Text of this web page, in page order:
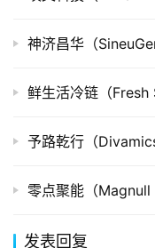
学神济昌华（
鲜生活冷链（Fresh
予路乾行（
零点聚能（Magnull
发表回复